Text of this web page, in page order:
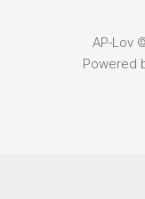
AP-Lov
Powered